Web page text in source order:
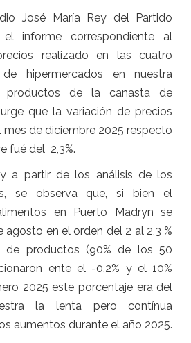
José María Rey del Partido
informe correspondiente al
realizado en las cuatro
hipermercados en nuestra
de la canasta de
que la variación de precios
mes de diciembre 2025 respecto
fué del 2,3%.
a partir de los análisis de los
se observa que, si bien el
en Puerto Madryn se
agosto en el orden del 2 al 2,3 %
de productos (90% de los 50
ente el -0,2% y el 10%
2025 este porcentaje era del
la lenta pero contínua
aumentos durante el año 2025.